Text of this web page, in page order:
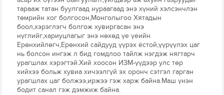
тарааж татан буулгаад нураагаад энэ хүний хэлсэнчлэн
төмрийн хог болгосон,Монголыгоо Хятадын
боол,хэрэглэгч болгож хувиргасан энэ
нүглийг,хариуцлагыг энэ нөхөд үе үеийн
Ерөнхийлөгч,Ерөнхий сайдууд үүрэх ёстой,үүрүүлэх цаг
нь болсон ингэж л бид гомдлоо тайлж нэгдэж нягтарч
урагшлах хэрэгтэй.Хий хоосон ИЗМ-үүдээр улс төр
хийхээ больж хувиа хичээлгүй эх оронч сэтгэл гарган
урагшлах цаг болжээ,иржээ гэж харж байна.Маш үнэн
бодит санал гэж дэмжиж байна.